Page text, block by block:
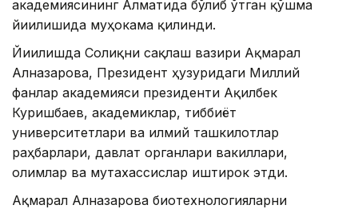
академиясининг Алматида бўлиб ўтган қўшма
йиғилишида муҳокама қилинди.
Йиғилишда Соғлиқни сақлаш вазири Ақмарал
Алназарова, Президент ҳузуридаги Миллий
фанлар академияси президенти Ақилбек
Куришбаев, академиклар, тиббиёт
университетлари ва илмий ташкилотлар
раҳбарлари, давлат органлари вакиллари,
олимлар ва мутахассислар иштирок этди.
Ақмарал Алназарова биотехнологияларни